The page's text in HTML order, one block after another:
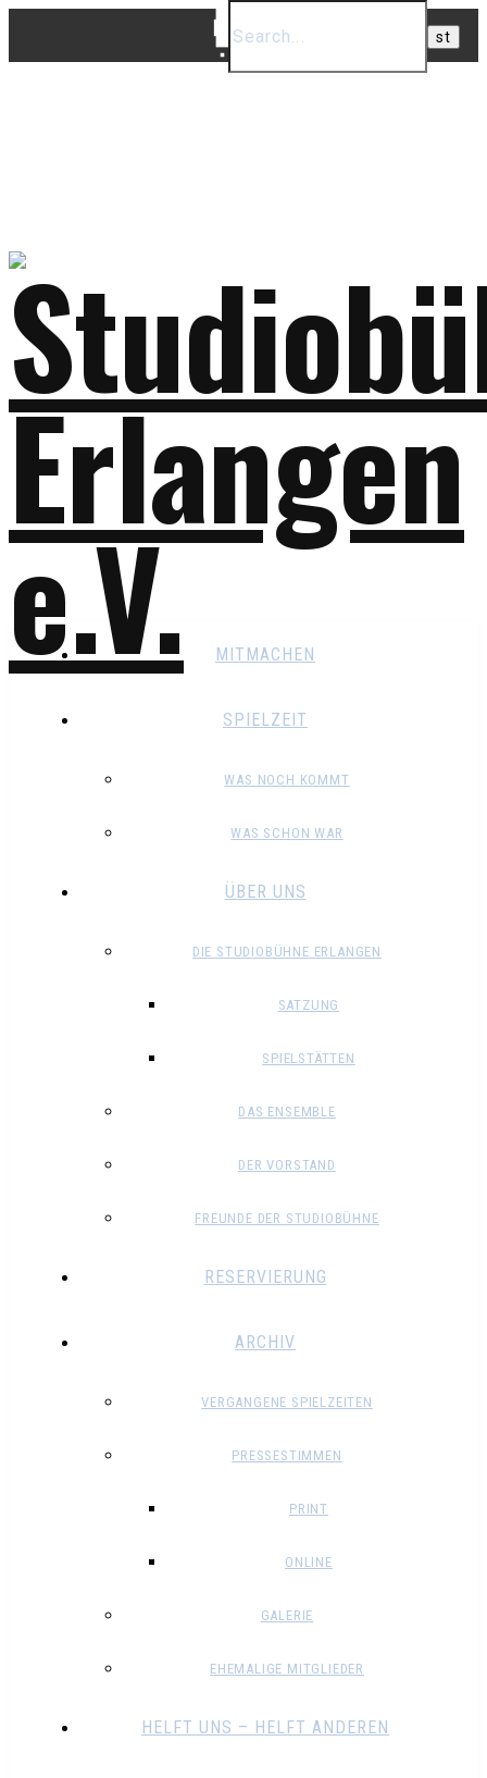
MITMACHEN
SPIELZEIT
WAS NOCH KOMMT
WAS SCHON WAR
ÜBER UNS
DIE STUDIOBÜHNE ERLANGEN
SATZUNG
SPIELSTÄTTEN
DAS ENSEMBLE
DER VORSTAND
FREUNDE DER STUDIOBÜHNE
RESERVIERUNG
ARCHIV
VERGANGENE SPIELZEITEN
PRESSESTIMMEN
PRINT
ONLINE
GALERIE
EHEMALIGE MITGLIEDER
HELFT UNS – HELFT ANDEREN